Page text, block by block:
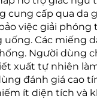
hôi, keo
bền
cấp qua da
việc giải
Các miếng
Người dùng
xuất tự nhiên
đánh giá cao
ít diện tích và